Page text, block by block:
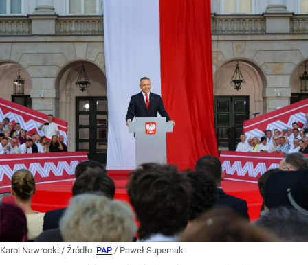
Karol Nawrocki / Źródło: PAP / Paweł Supernak